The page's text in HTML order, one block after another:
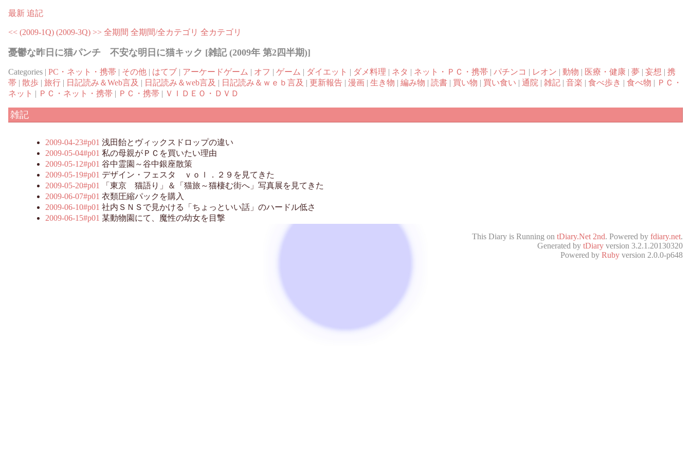
最新 追記
<< (2009-1Q) (2009-3Q) >> 全期間 全期間/全カテゴリ 全カテゴリ
憂鬱な昨日に猫パンチ 不安な明日に猫キック [雑記 (2009年 第2四半期)]
Categories | PC・ネット・携帯 | その他 | はてブ | アーケードゲーム | オフ | ゲーム | ダイエット | ダメ料理 | ネタ | ネット・ＰＣ・携帯 | パチンコ | レオン | 動物 | 医療・健康 | 夢 | 妄想 | 携
帯 | 散歩 | 旅行 | 日記読み＆Web言及 | 日記読み＆web言及 | 日記読み＆ｗｅｂ言及 | 更新報告 | 漫画 | 生き物 | 編み物 | 読書 | 買い物 | 買い食い | 通院 | 雑記 | 音楽 | 食べ歩き | 食べ物 | ＰＣ・
ネット | ＰＣ・ネット・携帯 | ＰＣ・携帯 | ＶＩＤＥＯ・ＤＶＤ
雑記
2009-04-23#p01 浅田飴とヴィックスドロップの違い
2009-05-04#p01 私の母親がＰＣを買いたい理由
2009-05-12#p01 谷中霊園～谷中銀座散策
2009-05-19#p01 デザイン・フェスタ ｖｏｌ．２９を見てきた
2009-05-20#p01
「東京 猫語り」＆「猫旅～猫棲む街へ」写真展を見てきた
2009-06-07#p01 衣類圧縮パックを購入
2009-06-10#p01 社内ＳＮＳで見かける「ちょっといい話」のハードル低さ
2009-06-15#p01 某動物園にて、魔性の幼女を目撃
This Diary is Running on tDiary.Net 2nd. Powered by fdiary.net.
Generated by tDiary version 3.2.1.20130320
Powered by Ruby version 2.0.0-p648